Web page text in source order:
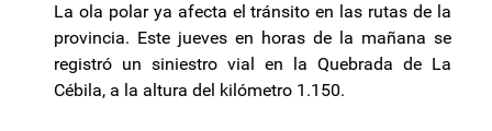
La ola polar ya afecta el tránsito en las rutas de la
provincia. Este jueves en horas de la mañana se
registró un siniestro vial en la Quebrada de La
Cébila, a la altura del kilómetro 1.150.